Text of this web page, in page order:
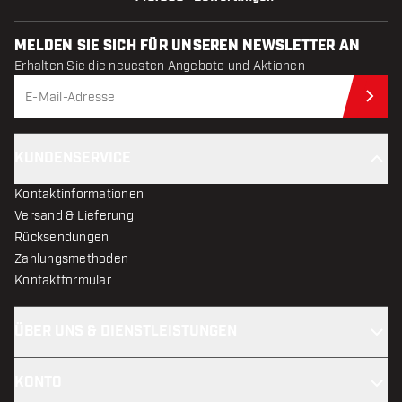
MELDEN SIE SICH FÜR UNSEREN NEWSLETTER AN
Erhalten Sie die neuesten Angebote und Aktionen
Kontaktinformationen
Versand & Lieferung
Rücksendungen
Zahlungsmethoden
Kontaktformular